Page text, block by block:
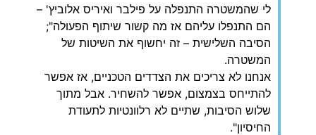
לי שהמשטרה התנפלה על פילבר ואיריס אלוביץ' –
הם התנפלו עליהם אז מה קשור שיתוף הפעולה";
הסיבה השלישית – זה יחשוף את השיטות של
המשטרה.
אנחנו לא צריכים את הצדדים הטכניים, אז אפשר
להתייחס בצמצום, אפשר להשחיר. אבל מתוך
שלוש הסיבות, שתיים לא רלוונטיות לתעודת
החיסיון".